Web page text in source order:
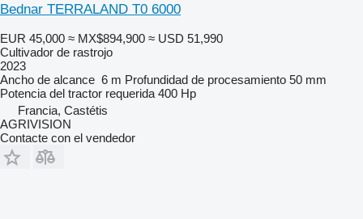
Bednar TERRALAND T0 6000
EUR 45,000 ≈ MX$894,900 ≈ USD 51,990
Cultivador de rastrojo
2023
Ancho de alcance 6 m Profundidad de procesamiento 50 mm
Potencia del tractor requerida 400 Hp
Francia, Castétis
AGRIVISION
Contacte con el vendedor